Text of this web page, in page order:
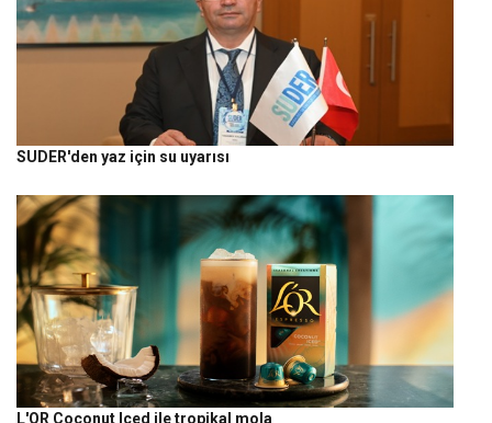
SUDER'den yaz için su uyarısı
L'OR Coconut Iced ile tropikal mola